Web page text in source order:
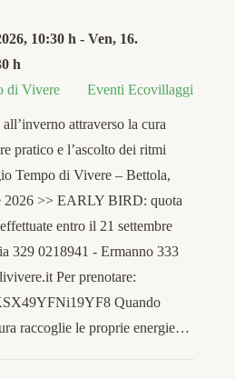
, 10:30 h - Ven, 16.
h
di Vivere
Eventi Ecovillaggi
attraverso la cura
pratico e l’ascolto dei ritmi
Tempo di Vivere – Bettola,
2026 >> EARLY BIRD: quota
entro il 21 settembre
329 0218941 - Ermanno 333
Per prenotare:
Quando
raccoglie le proprie energie…